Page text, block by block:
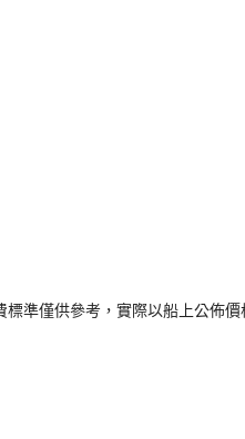
準僅供參考，實際以船上公佈價